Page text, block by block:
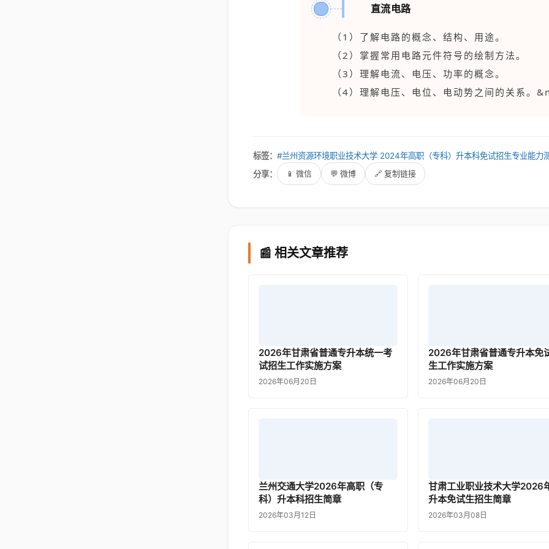
1 直流电路
（1）了解电路的概念、结构、用途。
（2）掌握常用电路元件符号的绘制方法。
（3）理解电流、电压、功率的概念。
（4）理解电压、电位、电动势之间的关系。&n
标签： #兰州资源环境职业技术大学 2024年高职（专科）升本科免试招生专业能力
分享：
📱 微信 💬 微博 🔗 复制链接
📰 相关文章推荐
2026年甘肃省普通专升本统一考
试招生工作实施方案
2026年06月20日
2026年甘肃省普通专升本免
生工作实施方案
2026年06月20日
兰州交通大学2026年高职（专
科）升本科招生简章
2026年03月12日
甘肃工业职业技术大学2026
升本免试生招生简章
2026年03月08日